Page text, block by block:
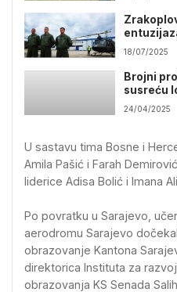
18/07/2025
Brojni
susreću
24/04/2025
U sastavu tima Bosne i
Amila Pašić i Farah
liderice Adisa Bolić i Imana
Po povratku u Sarajevo,
aerodromu Sarajevo
obrazovanje Kantona
direktorica Instituta za
obrazovanja KS Senada